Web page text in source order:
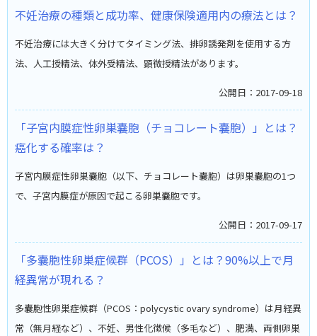
不妊治療の種類と成功率、健康保険適用内の療法とは？
不妊治療には大きく分けてタイミング法、排卵誘発剤を使用する方
法、人工授精法、体外受精法、顕微授精法があります。
公開日：2017-09-18
「子宮内膜症性卵巣嚢胞（チョコレート嚢胞）」とは？
癌化する確率は？
子宮内膜症性卵巣嚢胞（以下、チョコレート嚢胞）は卵巣嚢胞の1つ
で、子宮内膜症が原因で起こる卵巣嚢胞です。
公開日：2017-09-17
「多嚢胞性卵巣症候群（PCOS）」とは？90%以上で月
経異常が現れる？
多嚢胞性卵巣症候群（PCOS：polycystic ovary syndrome）は月経異
常（無月経など）、不妊、男性化徴候（多毛など）、肥満、両側卵巣